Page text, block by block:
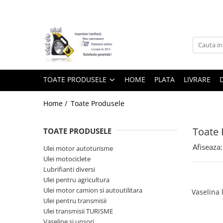
Toate Produsele
► Detailing si cosmetica
Plastice interioare
Perii si pensule
Intretinere exterior
Curatare geamuri auto
Sampon auto
TOATE PRODUSELE HOME PLATA LIVRARE
Home / Toate Produsele
Toate
TOATE PRODUSELE
Ulei motor autoturisme
Ulei motociclete
Lubrifianti diversi
Ulei pentru agricultura
Ulei motor camion si autoutilitara
Ulei pentru transmisii
Ulei transmisii TURISME
Afiseaza:
Vaselina